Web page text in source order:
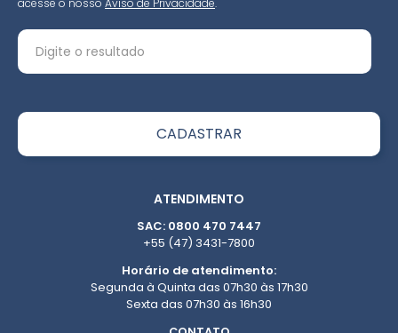
acesse o nosso Aviso de Privacidade.
ATENDIMENTO
SAC: 0800 470 7447
+55 (47) 3431-7800
Horário de atendimento:
Segunda à Quinta das 07h30 às 17h30
Sexta das 07h30 às 16h30